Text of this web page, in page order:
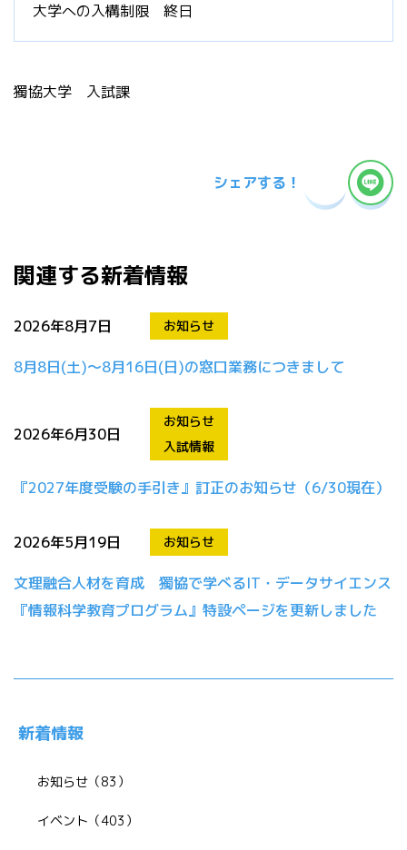
大学への入構制限 終日
獨協大学 入試課
シェアする！
関連する新着情報
2026年8月7日 お知らせ
8月8日(土)～8月16日(日)の窓口業務につきまして
2026年6月30日
お知らせ
入試情報
『2027年度受験の手引き』訂正のお知らせ（6/30現在）
2026年5月19日 お知らせ
文理融合人材を育成 獨協で学べるIT・データサイエンス
『情報科学教育プログラム』特設ページを更新しました
新着情報
お知らせ（83）
イベント（403）